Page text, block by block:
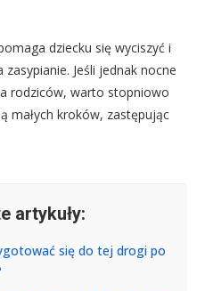
dziecku się wyciszyć i
Jeśli jednak nocne
rodziców, warto stopniowo
małych kroków, zastępując
artykuły:
się do tej drogi po